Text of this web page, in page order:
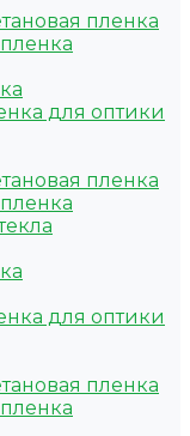
пленка
для оптики
пленка
для оптики
пленка